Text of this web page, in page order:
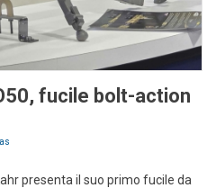
fucile bolt-action
presenta il suo primo fucile da